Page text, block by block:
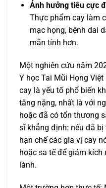
Ảnh hưởng tiêu cực
Thực phẩm cay làm
mạc họng, bệnh dai
mãn tính hơn.
Một nghiên cứu năm
Y học Tai Mũi Họng
cay là yếu tố phổ biến
tăng nặng, nhất là với
hoặc đã có tổn thương
sĩ khẳng định: nếu đã
hạn chế các gia vị cay
hoặc sa tế để giảm
lành.